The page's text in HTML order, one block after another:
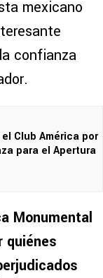
mexicano
confianza
Club América por
para el Apertura
Monumental
quiénes